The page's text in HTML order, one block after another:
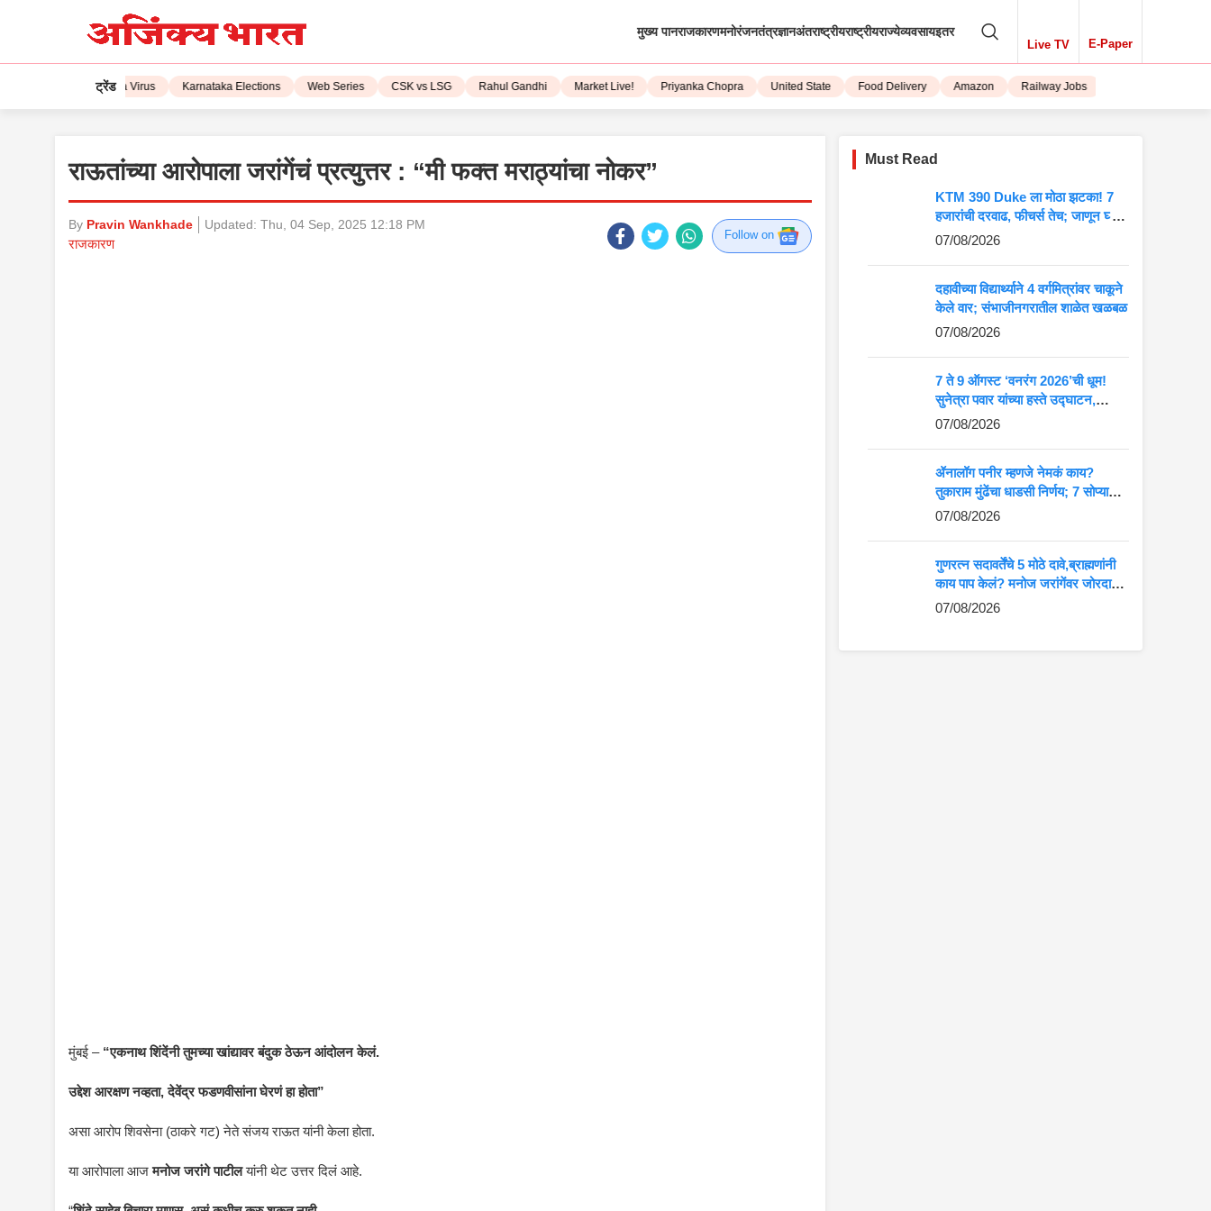
मुख्य पानराजकारणमनोरंजनतंत्रज्ञानअंतराष्ट्रीयराष्ट्रीयराज्येव्यवसायइतर
Live TV E-Paper
ट्रेंड
Corona Virus Karnataka Elections Web Series CSK vs LSG Rahul Gandhi Market Live! Priyanka Chopra United State Food Delivery Amazon Railway Jobs
राऊतांच्या आरोपाला जरांगेंचं प्रत्युत्तर : “मी फक्त मराठ्यांचा नोकर”
By Pravin Wankhade Updated: Thu, 04 Sep, 2025 12:18 PM
राजकारण
Follow on
मुंबई – “एकनाथ शिंदेंनी तुमच्या खांद्यावर बंदुक ठेऊन आंदोलन केलं.
उद्देश आरक्षण नव्हता, देवेंद्र फडणवीसांना घेरणं हा होता”
असा आरोप शिवसेना (ठाकरे गट) नेते संजय राऊत यांनी केला होता.
या आरोपाला आजमनोज जरांगे पाटीलयांनी थेट उत्तर दिलं आहे.
Must Read
KTM 390 Duke ला मोठा झटका! 7
हजारांची दरवाढ, फीचर्स तेच; जाणून घ्या
5 मोठे बदल
07/08/2026
दहावीच्या विद्यार्थ्याने 4 वर्गमित्रांवर चाकूने
केले वार; संभाजीनगरातील शाळेत खळबळ
07/08/2026
7 ते 9 ऑगस्ट ‘वनरंग 2026’ची धूम!
सुनेत्रा पवार यांच्या हस्ते उद्घाटन,
आदिवासी कलेला मोठे व्यासपीठ
07/08/2026
ॲनालॉग पनीर म्हणजे नेमकं काय?
तुकाराम मुंढेंचा धाडसी निर्णय; 7 सोप्या
मार्गांनी ओळखा अस्सल की बनावट पनीर
07/08/2026
गुणरत्न सदावर्तेंचे 5 मोठे दावे,ब्राह्मणांनी
काय पाप केलं? मनोज जरांगेंवर जोरदार
टीका
07/08/2026